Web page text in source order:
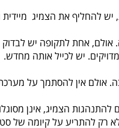
להחליף את הצמיג מיידית
אחת לתקופה יש
יש לכייל אותה מחדש.
אולם אין להסתמך על מערכת
הצמיג, אינן
רק להתריע על קיומה של